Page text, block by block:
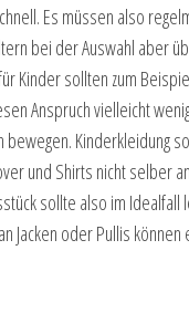
Es müssen also
bei der Auswahl aber
Kinder sollten zum
Anspruch vielleicht
Kinderkleidung
und Shirts nicht selber
sollte also im Idealfall
Jacken oder Pullis